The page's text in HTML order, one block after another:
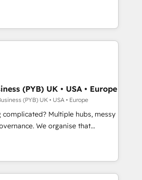
- Cross-hub setup across
Operations, and Service Hubs. -
managed support, and
Built to convert, scale, and
RevOps consulting, B2B SEO,
marketing, AEO and GEO (AI
and HubSpot Content Hub and
with enterprise
across technology,
financial services and
Offices in Johannesburg, Cape
CRM
AI visibility coverage
Perplexity, Gemini and
Award -
Impact Award - Platform
HubSpot Impact Award -
(PYB) UK • USA • Europe
(PYB) UK • USA • Europe
Multiple hubs, messy
organise that
team can put HubSpot to work...
We help with: • CRM
workflows, and team
from Salesforce, Pipedrive,